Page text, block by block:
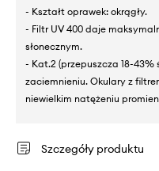
- Kształt oprawek: okrągły.
- Filtr UV 400 daje
słonecznym.
- Kat.2 (przepuszcza 18-43%
zaciemnieniu. Okulary z
niewielkim natężeniu
Szczegóły produktu